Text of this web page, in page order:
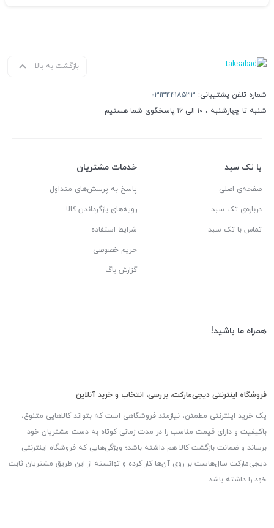
بازگشت به بالا
شماره تلفن پشتیبانی: ۰۳۱۳۴۴۱۸۵۳۳
شنبه تا چهارشنبه ، ۱۰ الی ۱۶ پاسخگوی شما هستیم
با تک سبد
صفحه‌ی اصلی
درباره‌ی تک سبد
تماس با تک سبد
خدمات مشتریان
پاسخ به پرسش‌های متداول
رویه‌های بازگرداندن کالا
شرایط استفاده
حریم خصوصی
گزارش باگ
همراه ما باشید!
فروشگاه اینترنتی دیجی‌مارکت، بررسی، انتخاب و خرید آنلاین
یک خرید اینترنتی مطمئن، نیازمند فروشگاهی است که بتواند کالاهایی متنوع،
باکیفیت و دارای قیمت مناسب را در مدت زمانی کوتاه به دست مشتریان خود
برساند و ضمانت بازگشت کالا هم داشته باشد؛ ویژگی‌هایی که فروشگاه اینترنتی
دیجی‌مارکت سال‌هاست بر روی آن‌ها کار کرده و توانسته از این طریق مشتریان ثابت
خود را داشته باشد.